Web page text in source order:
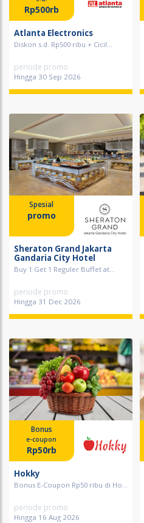
Rp500rb
Atlanta Electronics
Diskon s.d. Rp500 ribu + Cicil...
periode promo
Hingga 30 Sep 2026
Spesial
promo
Sheraton Grand Jakarta
Gandaria City Hotel
Buy 1 Get 1 Reguler Buffet at...
periode promo
Hingga 31 Dec 2026
Bonus
e-coupon
Rp50rb
Hokky
Bonus E-Coupon Rp50 ribu di Ho...
periode promo
Hingga 16 Aug 2026